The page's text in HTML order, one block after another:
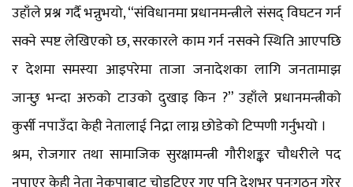
उहाँले प्रश्न गर्दै भन्नुभयो, “संविधानमा प्रधानमन्त्रीले संसद् विघटन गर्न
सक्ने स्पष्ट लेखिएको छ, सरकारले काम गर्न नसक्ने स्थिति आएपछि
र देशमा समस्या आइपरेमा ताजा जनादेशका लागि जनतामाझ
जान्छु भन्दा अरुको टाउको दुखाइ किन ?” उहाँले प्रधानमन्त्रीको
कुर्सी नपाउँदा केही नेतालाई निद्रा लाग्न छोडेको टिप्पणी गर्नुभयो ।
श्रम, रोजगार तथा सामाजिक सुरक्षामन्त्री गौरीशङ्कर चौधरीले पद